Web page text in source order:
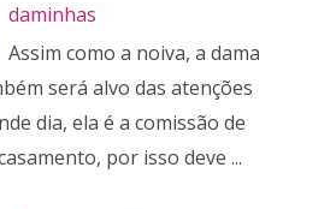
daminhas
Assim como a noiva, a dama de
será alvo das atenções
dia, ela é a comissão de
por isso deve ...